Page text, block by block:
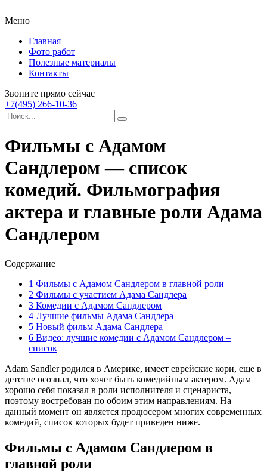
Меню
Главная
Фото работ
Полезные материалы
Контакты
Звоните прямо сейчас
+7(495) 266-10-36
Фильмы с Адамом
Сандлером — список
комедий. Фильмография
актера и главные роли Адама
Сандлером
Содержание
1 Фильмы с Адамом Сандлером в главной роли
2 Фильмы с участием Адама Сандлера
3 Комедии с Адамом Сандлером
4 Лучшие фильмы Адама Сандлера
5 Новый фильм Адама Сандлера
6 Видео: лучшие комедии с Адамом Сандлером –
список
Adam Sandler родился в Америке, имеет еврейские кори, еще в
детстве осознал, что хочет быть комедийным актером. Адам
хорошо себя показал в роли исполнителя и сценариста,
поэтому востребован по обоим этим направлениям. На
данный момент он является продюсером многих современных
комедий, список которых будет приведен ниже.
Фильмы с Адамом Сандлером в
главной роли